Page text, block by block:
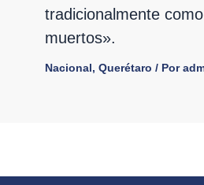
tradicionalmente
muertos».
Nacional, Querétaro / Por